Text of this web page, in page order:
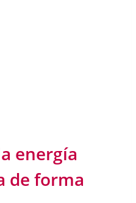
energía
de forma